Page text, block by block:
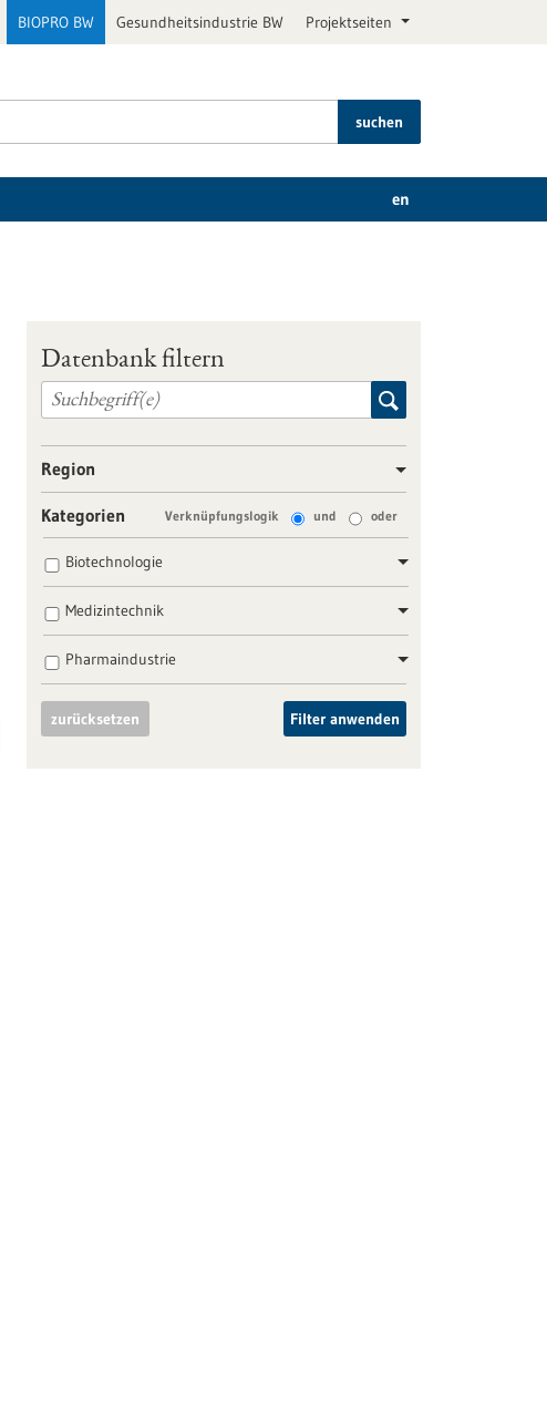
BIOPRO BW Gesundheitsindustrie BW Projektseiten
suchen
en
Datenbank filtern
Region
Kategorien Verknüpfungslogik und oder
Biotechnologie
Medizintechnik
Pharmaindustrie
zurücksetzen Filter anwenden